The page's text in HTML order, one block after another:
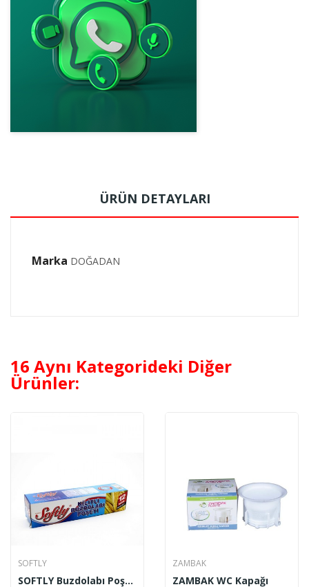
ÜRÜN DETAYLARI
Marka DOĞADAN
16 Aynı Kategorideki Diğer
Ürünler:
SOFTLY
SOFTLY Buzdolabı Poşeti Kilitli Büyük Boy
ZAMBAK
ZAMBAK WC Kapağı